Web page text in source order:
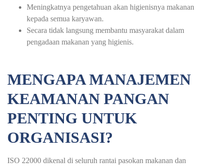
Meningkatnya pengetahuan akan higienisnya makanan
kepada semua karyawan.
Secara tidak langsung membantu masyarakat dalam
pengadaan makanan yang higienis.
MENGAPA MANAJEMEN
KEAMANAN PANGAN
PENTING UNTUK
ORGANISASI?
ISO 22000 dikenal di seluruh rantai pasokan makanan dan